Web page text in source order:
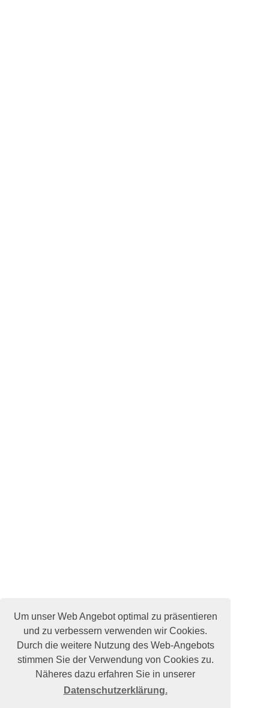
Um unser Web Angebot optimal zu präsentieren
und zu verbessern verwenden wir Cookies.
Durch die weitere Nutzung des Web-Angebots
stimmen Sie der Verwendung von Cookies zu.
Näheres dazu erfahren Sie in unserer
Datenschutzerklärung.